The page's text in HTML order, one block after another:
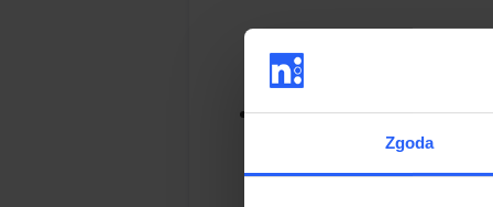
Zgoda
Są one zarezerwowane
Znaki specjalne:
% & { } $ ! ' ` @ + = ; ,